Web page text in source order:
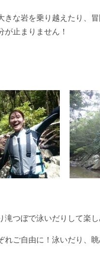
きな岩を乗り越えたり、冒
が止まりません！
滝つぼで泳いだりして楽し
れご自由に！泳いだり、